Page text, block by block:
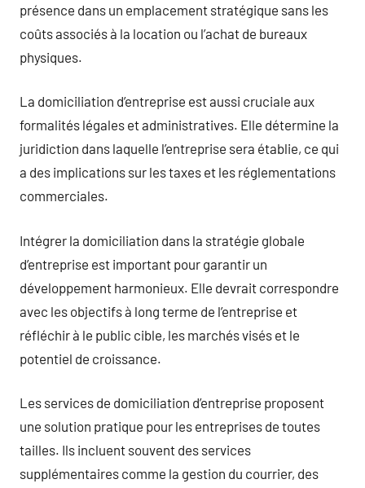
présence dans un emplacement stratégique sans les
coûts associés à la location ou l’achat de bureaux
physiques.
La domiciliation d’entreprise est aussi cruciale aux
formalités légales et administratives. Elle détermine la
juridiction dans laquelle l’entreprise sera établie, ce qui
a des implications sur les taxes et les réglementations
commerciales.
Intégrer la domiciliation dans la stratégie globale
d’entreprise est important pour garantir un
développement harmonieux. Elle devrait correspondre
avec les objectifs à long terme de l’entreprise et
réfléchir à le public cible, les marchés visés et le
potentiel de croissance.
Les services de domiciliation d’entreprise proposent
une solution pratique pour les entreprises de toutes
tailles. Ils incluent souvent des services
supplémentaires comme la gestion du courrier, des